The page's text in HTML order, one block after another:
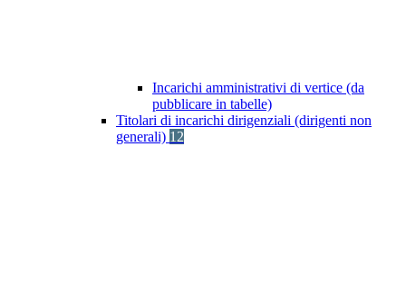
Incarichi amministrativi di vertice (da
pubblicare in tabelle)
Titolari di incarichi dirigenziali (dirigenti non
generali) 12